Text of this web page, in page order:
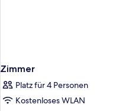
Zimmer
Platz für 4 Personen
Kostenloses WLAN